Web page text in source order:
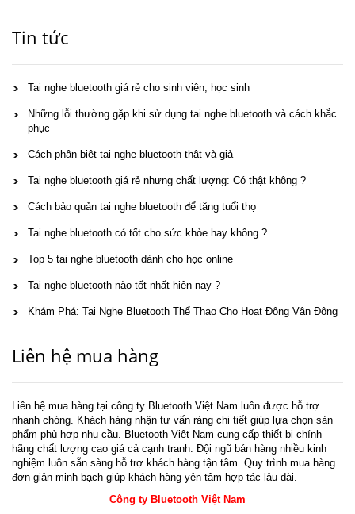
Tin tức
Tai nghe bluetooth giá rẻ cho sinh viên, học sinh
Những lỗi thường gặp khi sử dụng tai nghe bluetooth và cách khắc
phục
Cách phân biệt tai nghe bluetooth thật và giả
Tai nghe bluetooth giá rẻ nhưng chất lượng: Có thật không ?
Cách bảo quản tai nghe bluetooth để tăng tuổi thọ
Tai nghe bluetooth có tốt cho sức khỏe hay không ?
Top 5 tai nghe bluetooth dành cho học online
Tai nghe bluetooth nào tốt nhất hiện nay ?
Khám Phá: Tai Nghe Bluetooth Thể Thao Cho Hoạt Động Vận Động
Liên hệ mua hàng
Liên hệ mua hàng tại công ty Bluetooth Việt Nam luôn được hỗ trợ
nhanh chóng. Khách hàng nhận tư vấn ràng chi tiết giúp lựa chọn sản
phẩm phù hợp nhu cầu. Bluetooth Việt Nam cung cấp thiết bị chính
hãng chất lượng cao giá cả cạnh tranh. Đội ngũ bán hàng nhiều kinh
nghiệm luôn sẵn sàng hỗ trợ khách hàng tận tâm. Quy trình mua hàng
đơn giản minh bạch giúp khách hàng yên tâm hợp tác lâu dài.
Công ty Bluetooth Việt Nam